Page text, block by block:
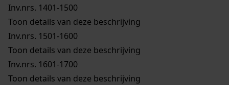
Inv.nrs. 1401-1500
Toon details van deze beschrijving
Inv.nrs. 1501-1600
Toon details van deze beschrijving
Inv.nrs. 1601-1700
Toon details van deze beschrijving